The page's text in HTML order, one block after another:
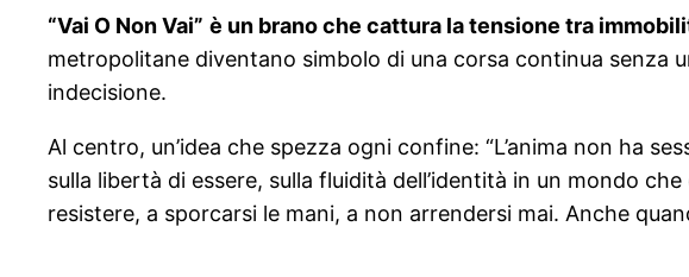
“Vai O Non Vai” è un brano che cattura la tensione tra
metropolitane diventano simbolo di una corsa continua senza
indecisione.
Al centro, un’idea che spezza ogni confine: “L’anima non ha
sulla libertà di essere, sulla fluidità dell’identità in un mondo
resistere, a sporcarsi le mani, a non arrendersi mai. Anche